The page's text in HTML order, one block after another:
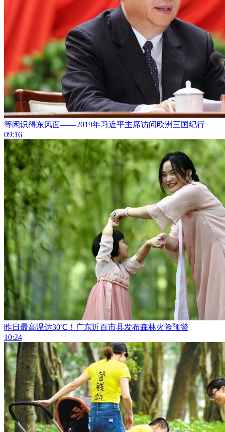
等闲识得东风面——2019年习近平主席访问欧洲三国纪行
09:16
昨日最高温达30℃！广东近百市县发布森林火险预警
10:24